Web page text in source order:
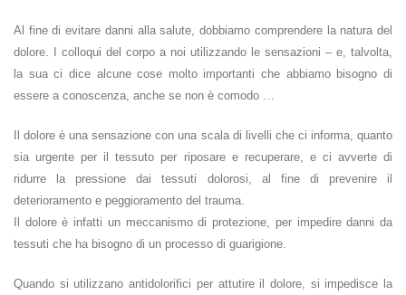
Al fine di evitare danni alla salute, dobbiamo comprendere la natura del
dolore. I colloqui del corpo a noi utilizzando le sensazioni – e, talvolta,
la sua ci dice alcune cose molto importanti che abbiamo bisogno di
essere a conoscenza, anche se non è comodo …
Il dolore è una sensazione con una scala di livelli che ci informa, quanto
sia urgente per il tessuto per riposare e recuperare, e ci avverte di
ridurre la pressione dai tessuti dolorosi, al fine di prevenire il
deterioramento e peggioramento del trauma.
Il dolore è infatti un meccanismo di protezione, per impedire danni da
tessuti che ha bisogno di un processo di guarigione.
Quando si utilizzano antidolorifici per attutire il dolore, si impedisce la